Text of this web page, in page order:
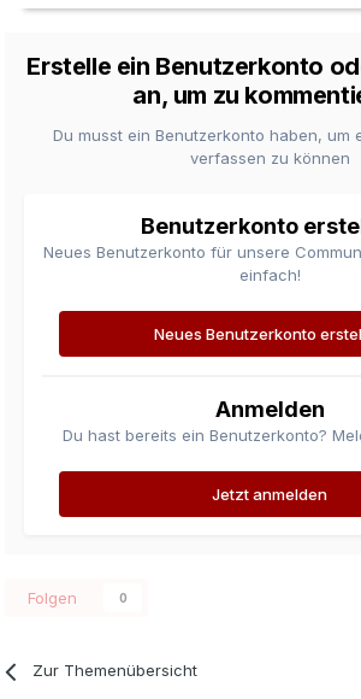
Erstelle ein Benutzerkonto
an, um zu
Du musst ein Benutzerkonto haben, um
verfassen zu können
Benutzerkonto
Neues Benutzerkonto für unsere
einfach!
Neues Benutzerkonto
Anmelden
Du hast bereits ein Benutzerkonto?
Jetzt anmelden
Folgen 0
Zur Themenübersicht